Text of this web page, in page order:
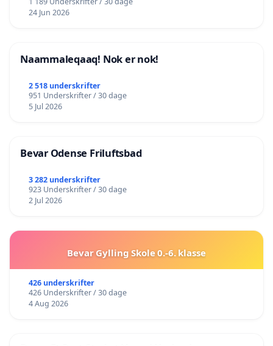
24 Jun 2026
Naammaleqaaq! Nok er nok!
2 518 underskrifter
951 Underskrifter / 30 dage
5 Jul 2026
Bevar Odense Friluftsbad
3 282 underskrifter
923 Underskrifter / 30 dage
2 Jul 2026
Bevar Gylling Skole 0.-6. klasse
426 underskrifter
426 Underskrifter / 30 dage
4 Aug 2026